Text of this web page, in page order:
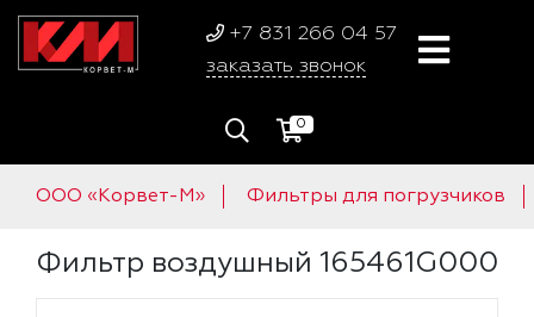
+7 831 266 04 57
заказать звонок
0
ООО «Корвет-М» Фильтры для погрузчиков
Фильтр воздушный 165461G000